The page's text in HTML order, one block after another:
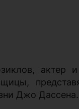
актер
Джо Дассена.